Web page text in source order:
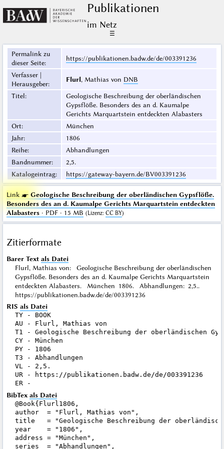
Publikationen
im Netz
☰
Permalink zu
dieser Seite:
https://publikationen.badw.de/de/003391236
Verfasser |
Herausgeber:
Flurl, Mathias von DNB
Titel:
Geologische Beschreibung der oberländischen
Gypsflöße. Besonders des an d. Kaumalpe
Gerichts Marquartstein entdeckten Alabasters
Ort:
München
Jahr:
1806
Reihe:
Abhandlungen
Bandnummer:
2,5.
Katalogeintrag: https://gateway-bayern.de/BV003391236
Link ☛ Geologische Beschreibung der oberländischen Gypsflöße.
Besonders des an d. Kaumalpe Gerichts Marquartstein entdeckten
Alabasters· PDF · 15 MB (Lizenz: CC BY)
Zitierformate
Barer Text als Datei
Flurl, Mathias von: Geologische Beschreibung der oberländischen
Gypsflöße. Besonders des an d. Kaumalpe Gerichts Marquartstein
entdeckten Alabasters. München 1806. Abhandlungen: 2,5..
https://publikationen.badw.de/de/003391236
RIS als Datei
TY - BOOK
AU - Flurl, Mathias von
T1 - Geologische Beschreibung der oberländischen
CY - München
PY - 1806
T3 - Abhandlungen
VL - 2,5.
UR - https://publikationen.badw.de/de/003391236
BibTex als Datei
@Book{Flurl1806,
author  = "Flurl, Mathias von",
title   = "Geologische Beschreibung der
year    = "1806",
address = "München",
series  = "Abhandlungen",